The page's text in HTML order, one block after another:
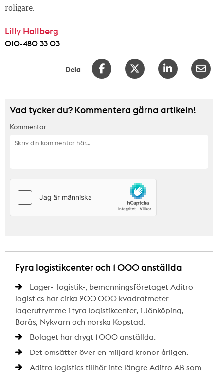
roligare.
Lilly Hallberg
010-480 33 03
Dela
Vad tycker du? Kommentera gärna artikeln!
Kommentar
Fyra logistikcenter och 1 000 anställda
Lager-, logistik-, bemanningsföretaget Aditro
logistics har cirka 200 000 kvadratmeter
lagerutrymme i fyra logistikcenter, i Jönköping,
Borås, Nykvarn och norska Kopstad.
Bolaget har drygt 1 000 anställda.
Det omsätter över en miljard kronor årligen.
Aditro logistics tillhör inte längre Aditro AB som